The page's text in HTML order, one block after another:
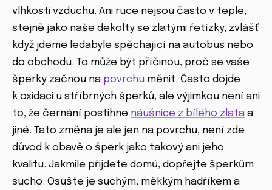
vlhkosti vzduchu. Ani ruce nejsou často v teple,
stejně jako naše dekolty se zlatými řetízky, zvlášť
když jdeme ledabyle spěchající na autobus nebo
do obchodu. To může být příčinou, proč se vaše
šperky začnou na povrchu měnit. Často dojde
k oxidaci u stříbrných šperků, ale výjimkou není ani
to, že černání postihne náušnice z bílého zlata a
jiné. Tato změna je ale jen na povrchu, není zde
důvod k obavě o šperk jako takový ani jeho
kvalitu. Jakmile přijdete domů, dopřejte šperkům
sucho. Osušte je suchým, měkkým hadříkem a